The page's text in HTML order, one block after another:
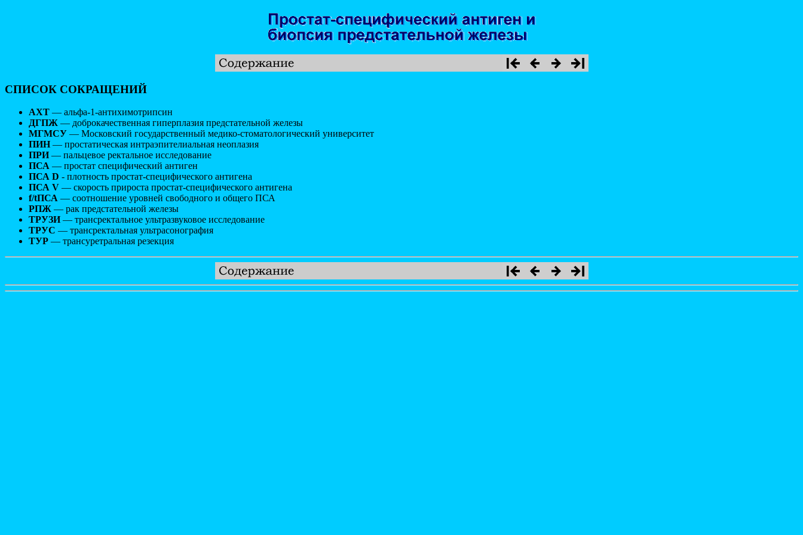
СПИСОК СОКРАЩЕНИЙ
АХТ — альфа-1-антихимотрипсин
ДГПЖ — доброкачественная гиперплазия предстательной железы
МГМСУ — Московский государственный медико-стоматологический университет
ПИН— простатическая интраэпителиальная неоплазия
ПРИ— пальцевое ректальное исследование
ПСА — простат специфический антиген
ПСА D - плотность простат-специфического антигена
ПСА V — скорость прироста простат-специфического антигена
f/tПСА — соотношение уровней свободного и общего ПСА
РПЖ — рак предстательной железы
ТРУЗИ— трансректальное ультразвуковое исследование
ТРУС — трансректальная ультрасонография
ТУР — трансуретральная резекция